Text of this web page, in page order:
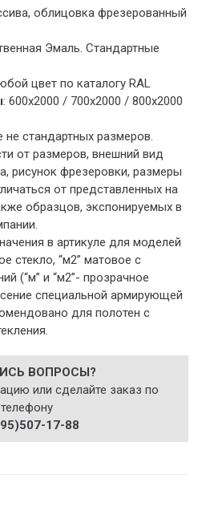
облицовка фрезерованный
Эмаль. Стандартные
цвет по каталогу RAL
: 600х2000 / 700х2000 / 800х2000
стандартных размеров.
от размеров, внешний вид
рисунок фрезеровки, размеры
от представленных на
образцов, экспонируемых в
в артикуле для моделей
стекло, “м2” матовое с
(“м” и “м2”- прозрачное
специальной армирующей
для полотен с
ВОПРОСЫ?
или сделайте заказ по
телефону
17-88